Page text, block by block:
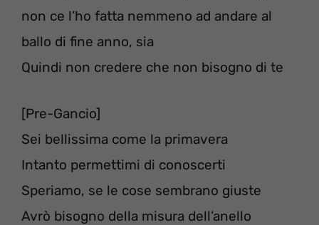
non ce l’ho fatta nemmeno ad andare al
ballo di fine anno, sia
Quindi non credere che non bisogno di te
[Pre-Gancio]
Sei bellissima come la primavera
Intanto permettimi di conoscerti
Speriamo, se le cose sembrano giuste
Avrò bisogno della misura dell’anello